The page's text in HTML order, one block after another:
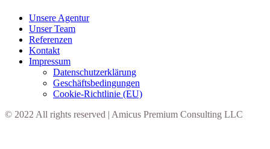
Unsere Agentur
Unser Team
Referenzen
Kontakt
Impressum
Datenschutzerklärung
Geschäftsbedingungen
Cookie-Richtlinie (EU)
© 2022 All rights reserved | Amicus Premium Consulting LLC